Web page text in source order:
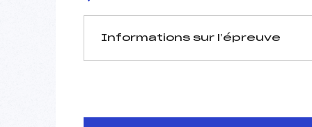
Informations sur l’épreuve
Arbitre :
ARGOUD